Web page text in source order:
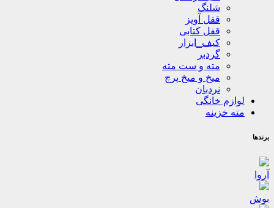
شلنگ
قفل آویز
قفل کتابی
کیف_ابزار
گردبر
مته و ست مته
میخ و میخ پرچ
نردبان
لوازم خانگی
مته خزینه
برندها
آروا
بوش